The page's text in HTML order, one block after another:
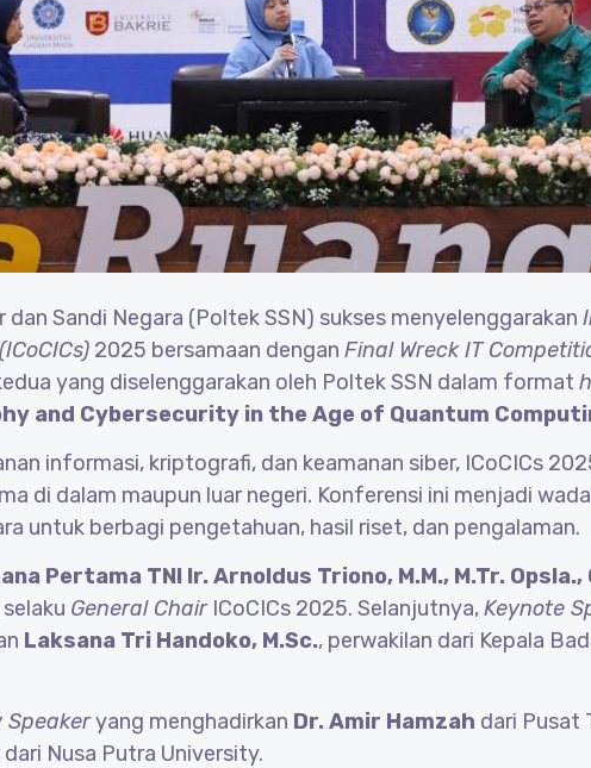
dan Sandi Negara (Poltek SSN) sukses menyelenggarakan
2025 bersamaan dengan Final Wreck IT
yang diselenggarakan oleh Poltek SSN dalam format
and Cybersecurity in the Age of Quantum
informasi, kriptografi, dan keamanan siber, ICoCICs
di dalam maupun luar negeri. Konferensi ini menjadi
untuk berbagi pengetahuan, hasil riset, dan pengalaman.
Pertama TNI Ir. Arnoldus Triono, M.M., M.Tr. Opsla.,
selaku General ChairICoCICs 2025. Selanjutnya,Keynote
Laksana Tri Handoko, M.Sc., perwakilan dari Kepala
Speakeryang menghadirkan Dr. Amir Hamzah dari Pusat
dari Nusa Putra University.